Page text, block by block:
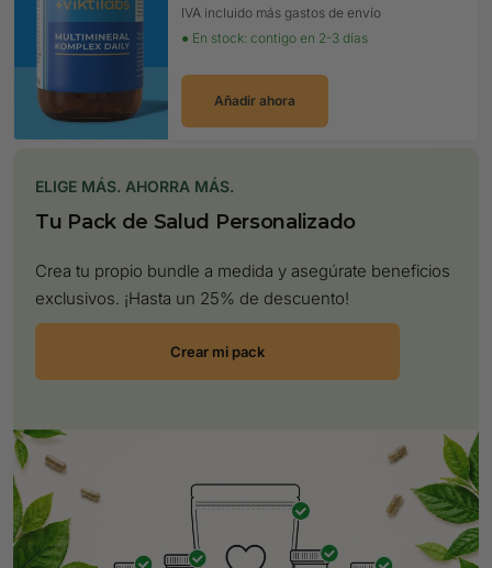
ELIGE MÁS. AHORRA MÁS.
Tu Pack de Salud Personalizado
Crea tu propio bundle a medida y asegúrate beneficios
exclusivos. ¡Hasta un 25% de descuento!
Crear mi pack
IVA incluido más gastos de envío
● En stock: contigo en 2-3 días
Añadir ahora